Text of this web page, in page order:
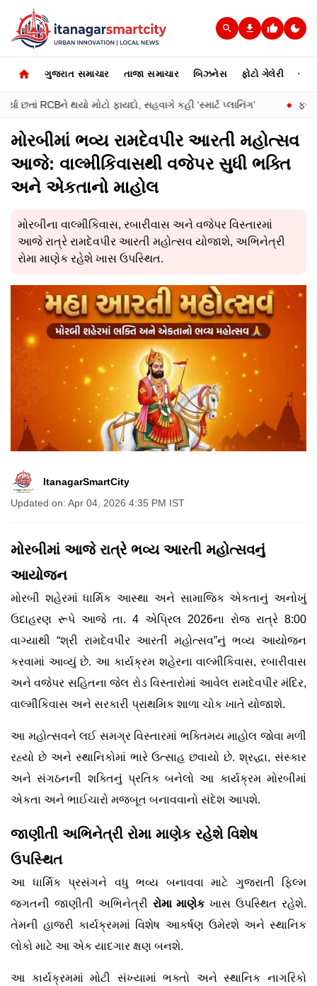
ગુજરાત સમાચાર તાજા સમાચાર બિઝનેસ ફોટો ગેલેરી
RCBને થયો મોટો ફાયદો, સહવાગે કહી ‘સ્માર્ટ પ્લાનિંગ’ ફરી
મોરબીમાં ભવ્ય રામદેવપીર આરતી મહોત્સવ
આજે: વાલ્મીકિવાસથી વજેપર સુધી ભક્તિ
અને એકતાનો માહોલ
મોરબીના વાલ્મીકિવાસ, રબારીવાસ અને વજેપર વિસ્તારમાં
આજે રાત્રે રામદેવપીર આરતી મહોત્સવ યોજાશે, અભિનેત્રી
રોમા માણેક રહેશે ખાસ ઉપસ્થિત.
ItanagarSmartCity
Updated on: Apr 04, 2026 4:35 PM IST
મોરબીમાં આજે રાત્રે ભવ્ય આરતી મહોત્સવનું
આયોજન
મોરબી શહેરમાં ધાર્મિક આસ્થા અને સામાજિક એકતાનું અનોખું
ઉદાહરણ રૂપે આજે તા. 4 એપ્રિલ 2026ના રોજ રાત્રે 8:00
વાગ્યાથી “શ્રી રામદેવપીર આરતી મહોત્સવ”નું ભવ્ય આયોજન
કરવામાં આવ્યું છે. આ કાર્યક્રમ શહેરના વાલ્મીકિવાસ, રબારીવાસ
અને વજેપર સહિતના જેલ રોડ વિસ્તારોમાં આવેલ રામદેવપીર મંદિર,
વાલ્મીકિવાસ અને સરકારી પ્રાથમિક શાળા ચોક ખાતે યોજાશે.
આ મહોત્સવને લઈ સમગ્ર વિસ્તારમાં ભક્તિમય માહોલ જોવા મળી
રહ્યો છે અને સ્થાનિકોમાં ભારે ઉત્સાહ છવાયો છે. શ્રદ્ધા, સંસ્કાર
અને સંગઠનની શક્તિનું પ્રતિક બનેલો આ કાર્યક્રમ મોરબીમાં
એકતા અને ભાઈચારો મજબૂત બનાવવાનો સંદેશ આપશે.
જાણીતી અભિનેત્રી રોમા માણેક રહેશે વિશેષ
ઉપસ્થિત
આ ધાર્મિક પ્રસંગને વધુ ભવ્ય બનાવવા માટે ગુજરાતી ફિલ્મ
જગતની જાણીતી અભિનેત્રી રોમા માણેકખાસ ઉપસ્થિત રહેશે.
તેમની હાજરી કાર્યક્રમમાં વિશેષ આકર્ષણ ઉમેરશે અને સ્થાનિક
લોકો માટે આ એક યાદગાર ક્ષણ બનશે.
આ કાર્યક્રમમાં મોટી સંખ્યામાં ભક્તો અને સ્થાનિક નાગરિકો